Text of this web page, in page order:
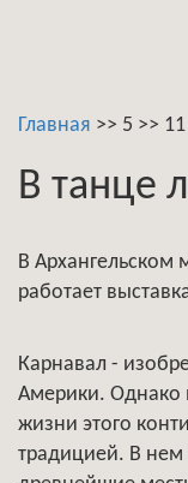
Главная >> 5 >> 11
В танце
В Архангельском
работает
Карнавал -
Америки. Однако
жизни этого
традицией. В нем